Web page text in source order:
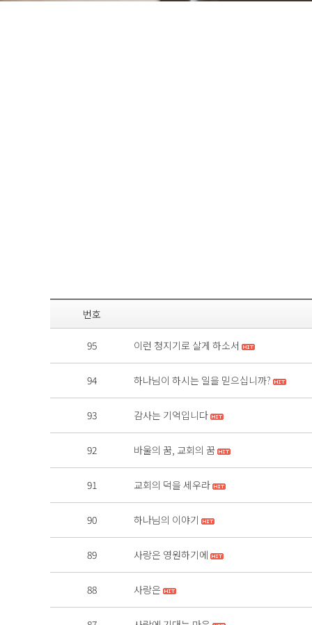
번호
95 이런 청지기로 살게 하소서
94 하나님이 하시는 일을 믿으십니까?
93 감사는 기억입니다
92 바울의 꿈, 교회의 꿈
91 교회의 덕을 세우라
90 하나님의 이야기
89 사랑은 영원하기에
88 사랑은